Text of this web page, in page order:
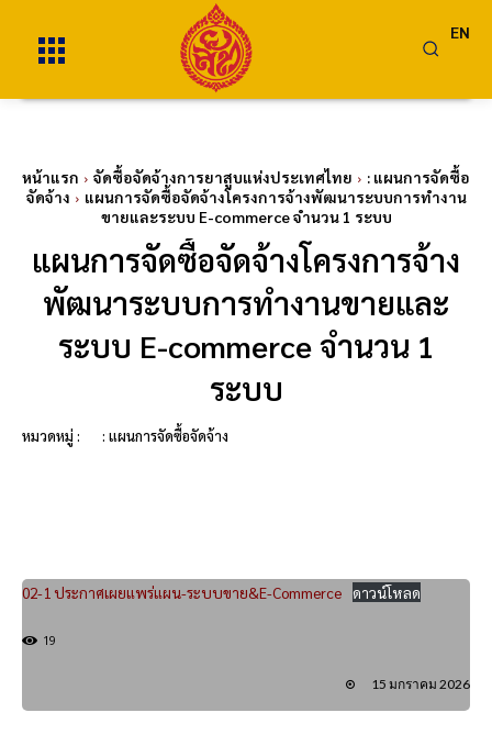
EN
หน้าแรก จัดซื้อจัดจ้างการยาสูบแห่งประเทศไทย
: แผนการจัดซื้อ
จัดจ้าง
แผนการจัดซื้อจัดจ้างโครงการจ้างพัฒนาระบบการทำงาน
ขายและระบบ E-commerce จำนวน 1 ระบบ
แผนการจัดซื้อจัดจ้างโครงการจ้าง
พัฒนาระบบการทำงานขายและ
ระบบ E-commerce จำนวน 1
ระบบ
หมวดหมู่ : : แผนการจัดซื้อจัดจ้าง
02-1 ประกาศเผยแพร่แผน-ระบบขาย&E-Commerce ดาวน์โหลด
19
15 มกราคม 2026